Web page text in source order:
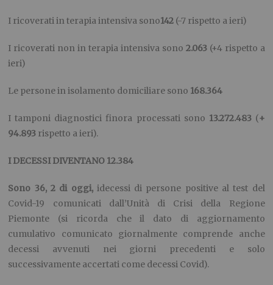
I ricoverati in terapia intensiva sono142 (-7 rispetto a ieri)
I ricoverati non in terapia intensiva sono 2.063(+4 rispetto a
ieri)
Le persone in isolamento domiciliare sono 168.364
I tamponi diagnostici finora processati sono 13.272.483 (+
94.893 rispetto a ieri).
I DECESSI DIVENTANO 12.384
Sono 36,2 di oggi, idecessi di persone positive al test del
Covid-19 comunicati dall’Unità di Crisi della Regione
Piemonte (si ricorda che il dato di aggiornamento
cumulativo comunicato giornalmente comprende anche
decessi avvenuti nei giorni precedenti e solo
successivamente accertati come decessi Covid).